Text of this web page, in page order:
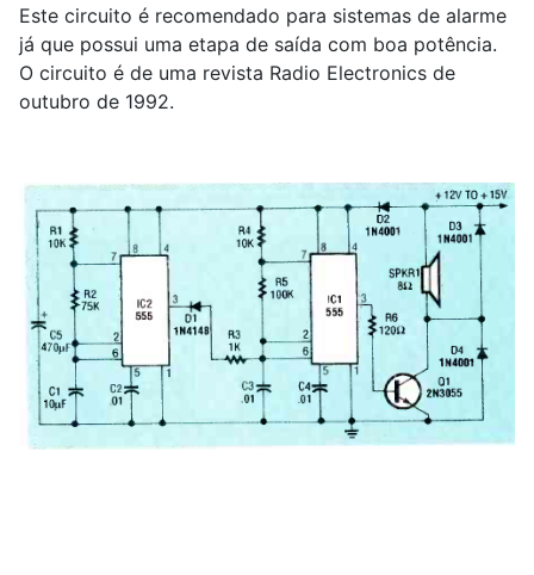
Este circuito é recomendado para sistemas de alarme
já que possui uma etapa de saída com boa potência.
O circuito é de uma revista Radio Electronics de
outubro de 1992.